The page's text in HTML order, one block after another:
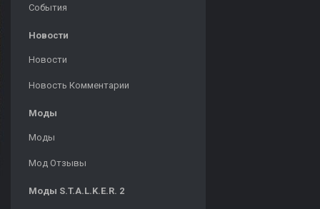
События
Новости
Новости
Новость Комментарии
Моды
Моды
Мод Отзывы
Моды S.T.A.L.K.E.R. 2